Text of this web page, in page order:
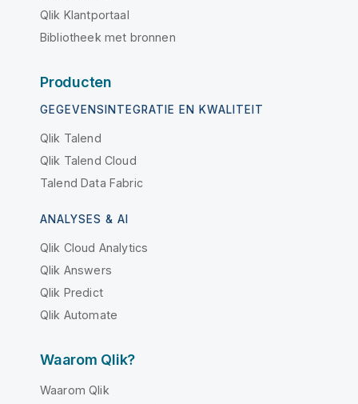
Qlik Klantportaal
Bibliotheek met bronnen
Producten
GEGEVENSINTEGRATIE EN KWALITEIT
Qlik Talend
Qlik Talend Cloud
Talend Data Fabric
ANALYSES & AI
Qlik Cloud Analytics
Qlik Answers
Qlik Predict
Qlik Automate
Waarom Qlik?
Waarom Qlik